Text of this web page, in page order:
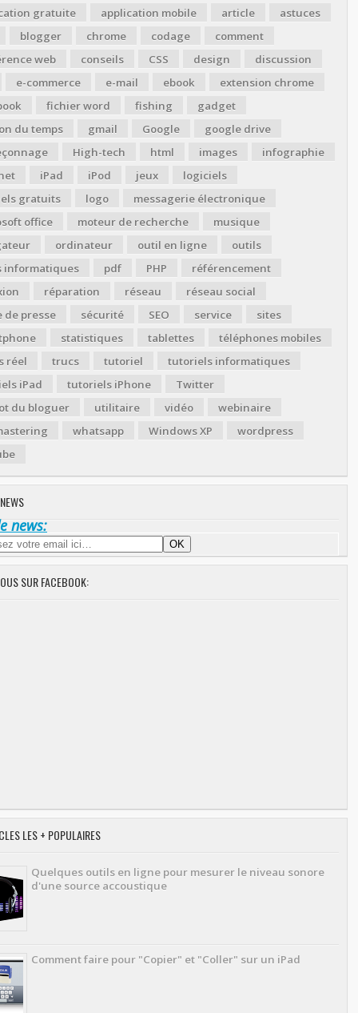
gratuite
application mobile article
astuces
blogger
chrome codage
comment
web
conseils CSS design
discussion
e-commerce
e-mail ebook
extension chrome
fichier word fishing
gadget
du temps
gmail Google
google drive
High-tech html images
infographie
iPad iPod jeux
logiciels
gratuits
logo
messagerie électronique
office
moteur de recherche
musique
ordinateur outil en ligne
outils
informatiques
pdf PHP
référencement
réparation réseau
réseau social
de presse
sécurité SEO service
sites
statistiques tablettes
téléphones mobiles
réel
trucs tutoriel
tutoriels informatiques
iPad
tutoriels iPhone
Twitter
du bloguer
utilitaire vidéo
webinaire
whatsapp Windows XP
wordpress
news:
SUR FACEBOOK:
LES + POPULAIRES
Quelques outils en ligne pour mesurer le niveau sonore
d'une source accoustique
Comment faire pour "Copier" et "Coller" sur un iPad